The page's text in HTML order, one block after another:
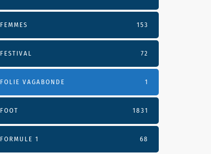
FEMMES 153
FESTIVAL 72
FOLIE VAGABONDE 1
FOOT 1831
FORMULE 1 68